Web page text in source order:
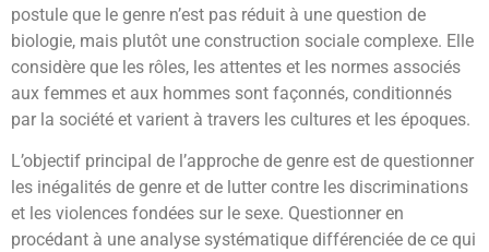
postule que le genre n’est pas réduit à une question de
biologie, mais plutôt une construction sociale complexe. Elle
considère que les rôles, les attentes et les normes associés
aux femmes et aux hommes sont façonnés, conditionnés
par la société et varient à travers les cultures et les époques.
L’objectif principal de l’approche de genre est de questionner
les inégalités de genre et de lutter contre les discriminations
et les violences fondées sur le sexe. Questionner en
procédant à une analyse systématique différenciée de ce qui